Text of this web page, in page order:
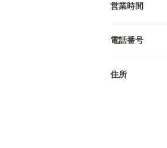
営業時間
電話番号
住所